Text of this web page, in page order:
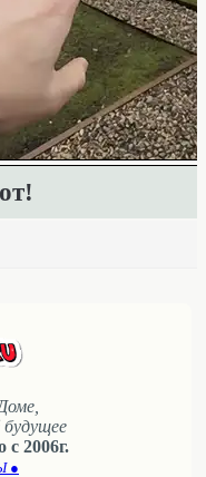
с 2006г.
●